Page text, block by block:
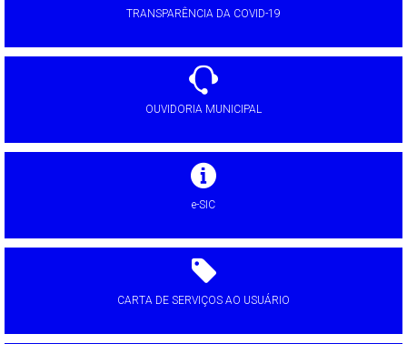
TRANSPARÊNCIA DA COVID-19
OUVIDORIA MUNICIPAL
e-SIC
CARTA DE SERVIÇOS AO USUÁRIO